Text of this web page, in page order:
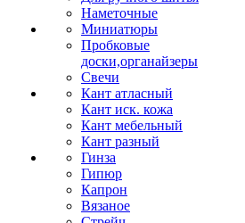
Наметочные
Миниатюры
Пробковые
доски,органайзеры
Свечи
Кант атласный
Кант иск. кожа
Кант мебельный
Кант разный
Гинза
Гипюр
Капрон
Вязаное